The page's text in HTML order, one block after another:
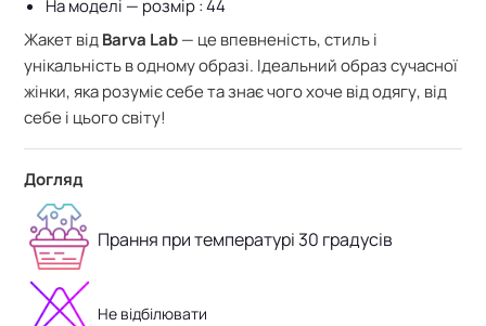
На моделі — розмір : 44
Жакет відBarva Lab— це впевненість, стиль і
унікальність в одному образі. Ідеальний образ сучасної
жінки, яка розуміє себе та знає чого хоче від одягу, від
себе і цього світу!
Догляд
Прання при температурі 30 градусів
Не відбілювати